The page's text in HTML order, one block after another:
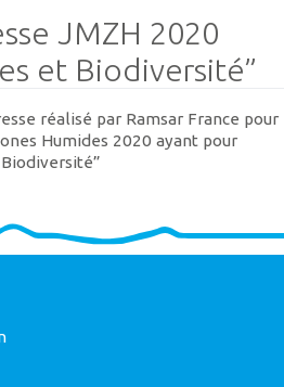
JMZH 2020
et Biodiversité”
réalisé par Ramsar France pour
Humides 2020 ayant pour